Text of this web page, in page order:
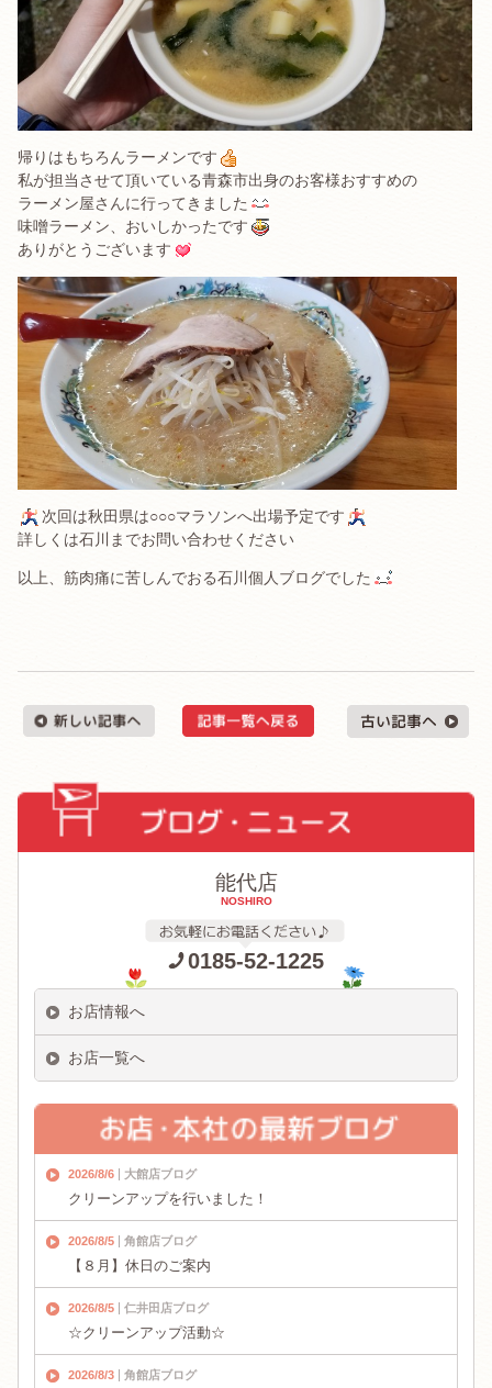
帰りはもちろんラーメンです
私が担当させて頂いている青森市出身のお客様おすすめの
ラーメン屋さんに行ってきました
味噌ラーメン、おいしかったです
ありがとうございます
次回は秋田県は○○○マラソンへ出場予定です
詳しくは石川までお問い合わせください
以上、筋肉痛に苦しんでおる石川個人ブログでした
能代店
NOSHIRO
0185-52-1225
お店情報へ
お店一覧へ
2026/8/6 大館店ブログ
クリーンアップを行いました！
2026/8/5 角館店ブログ
【８月】休日のご案内
2026/8/5 仁井田店ブログ
☆クリーンアップ活動☆
2026/8/3 角館店ブログ